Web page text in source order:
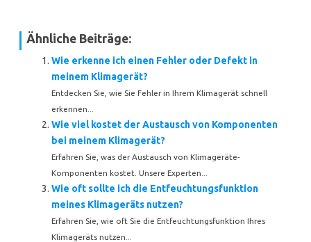
Ähnliche Beiträge:
Wie erkenne ich einen Fehler oder Defekt in
meinem Klimagerät?
Entdecken Sie, wie Sie Fehler in Ihrem Klimagerät schnell
erkennen...
Wie viel kostet der Austausch von Komponenten
bei meinem Klimagerät?
Erfahren Sie, was der Austausch von Klimageräte-
Komponenten kostet. Unsere Experten...
Wie oft sollte ich die Entfeuchtungsfunktion
meines Klimageräts nutzen?
Erfahren Sie, wie oft Sie die Entfeuchtungsfunktion Ihres
Klimageräts nutzen...